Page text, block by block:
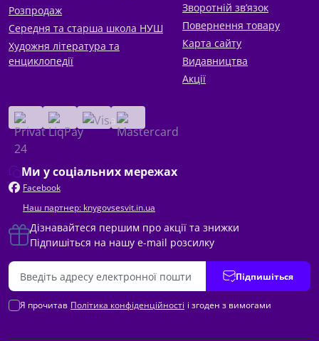
Розпродаж
Середня та старша школа НУШ
Художня література та
енциклопедії
Зворотній зв’язок
Повернення товару
Карта сайту
Видавництва
Акції
Ми у соціальних мережах
Facebook
Наш партнер: knygovsesvit.in.ua
Дізнавайтеся першим про акції та знижки
Підпишіться на нашу e-mail розсилку
Підпишіться
Я прочитав Політика конфіденційності і згоден з вимогами